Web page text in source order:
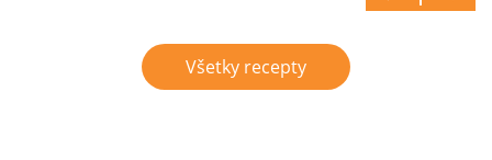
Všetky recepty